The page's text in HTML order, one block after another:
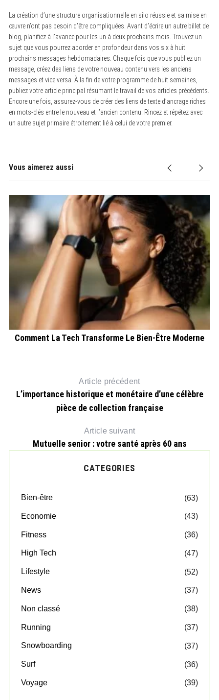
La création d’une structure organisationnelle en silo réussie et sa mise en
œuvre n’ont pas besoin d’être compliquées. Avant d’écrire un autre billet de
blog, planifiez à l’avance pour les un à deux prochains mois. Trouvez un
sujet que vous pourrez aborder en profondeur dans vos six à huit
prochains messages hebdomadaires. Chaque fois que vous publiez un
message, créez des liens de votre nouveau contenu vers les anciens
messages et vice versa. À la fin de votre programme de huit semaines,
publiez votre article principal résumant le travail de vos articles précédents.
Encore une fois, assurez-vous de créer des liens de texte d’ancrage riches
en mots-clés entre le nouveau et l’ancien contenu. Rincez et répétez avec
un autre sujet primaire étroitement lié à celui de votre premier.
Vous aimerez aussi
Comment La Tech Transforme Le Bien-Être Moderne
Article précédent
L’importance historique et monétaire d’une célèbre
pièce de collection française
Article suivant
Mutuelle senior : votre santé après 60 ans
CATEGORIES
Bien-être (63)
Economie (43)
Fitness (36)
High Tech (47)
Lifestyle (52)
News (37)
Non classé (38)
Running (37)
Snowboarding (37)
Surf (36)
Voyage (39)